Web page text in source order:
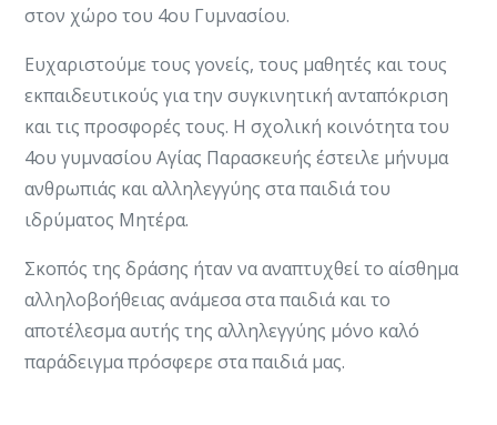
στον χώρο του 4ου Γυμνασίου.
Ευχαριστούμε τους γονείς, τους μαθητές και τους
εκπαιδευτικούς για την συγκινητική ανταπόκριση
και τις προσφορές τους. Η σχολική κοινότητα του
4ου γυμνασίου Αγίας Παρασκευής έστειλε μήνυμα
ανθρωπιάς και αλληλεγγύης στα παιδιά του
ιδρύματος Μητέρα.
Σκοπός της δράσης ήταν να αναπτυχθεί το αίσθημα
αλληλοβοήθειας ανάμεσα στα παιδιά και το
αποτέλεσμα αυτής της αλληλεγγύης μόνο καλό
παράδειγμα πρόσφερε στα παιδιά μας.